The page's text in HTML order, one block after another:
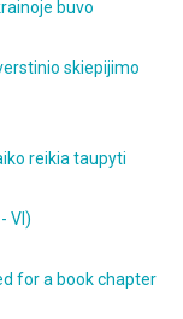
buvo
skiepijimo
reikia taupyti
VI)
for a book chapter